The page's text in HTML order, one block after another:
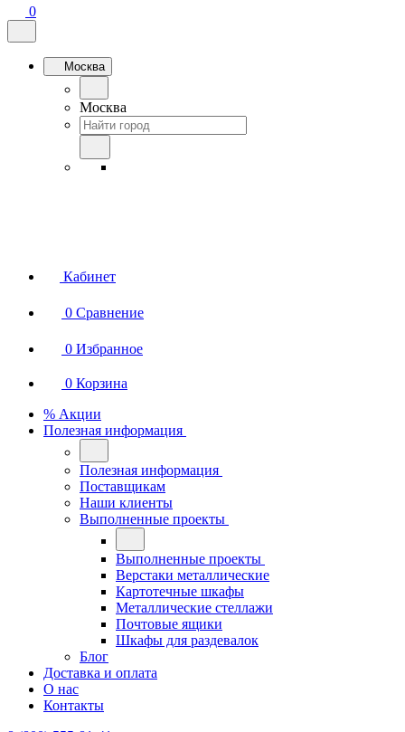
0
Москва
Москва
Кабинет
0 Сравнение
0 Избранное
0 Корзина
% Акции
Полезная информация
Полезная информация
Поставщикам
Наши клиенты
Выполненные проекты
Выполненные проекты
Верстаки металлические
Картотечные шкафы
Металлические стеллажи
Почтовые ящики
Шкафы для раздевалок
Блог
Доставка и оплата
О нас
Контакты